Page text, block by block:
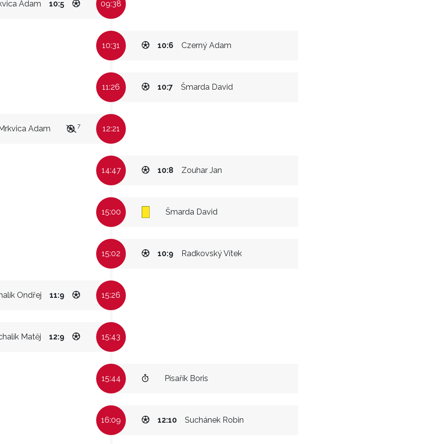
Adam 10:5 09:38
10:31 Czerný Adam
10:6
11:26 Šmarda David
10:7
Adam 7 12:21
14:47 Zouhar Jan
10:8
15:00 Šmarda David
15:02 Radkovský Vítek
10:9
Ondřej 11:9 15:26
Matěj 12:9 15:43
15:44 Písařík Boris
16:09 Suchánek Robin
12:10